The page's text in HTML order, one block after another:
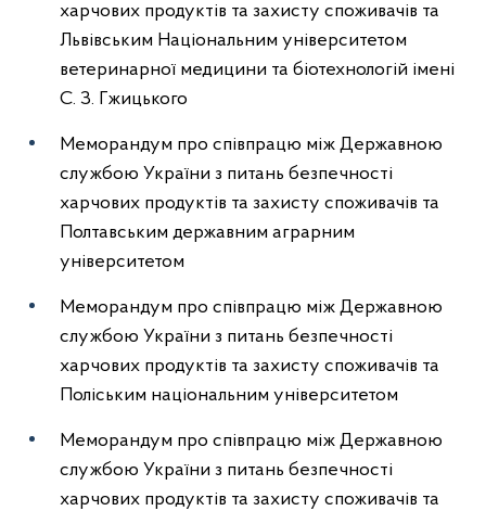
харчових продуктів та захисту споживачів та
Львівським Національним університетом
ветеринарної медицини та біотехнологій імені
С. З. Гжицького
Меморандум про співпрацю між Державною
службою України з питань безпечності
харчових продуктів та захисту споживачів та
Полтавським державним аграрним
університетом
Меморандум про співпрацю між Державною
службою України з питань безпечності
харчових продуктів та захисту споживачів та
Поліським національним університетом
Меморандум про співпрацю між Державною
службою України з питань безпечності
харчових продуктів та захисту споживачів та